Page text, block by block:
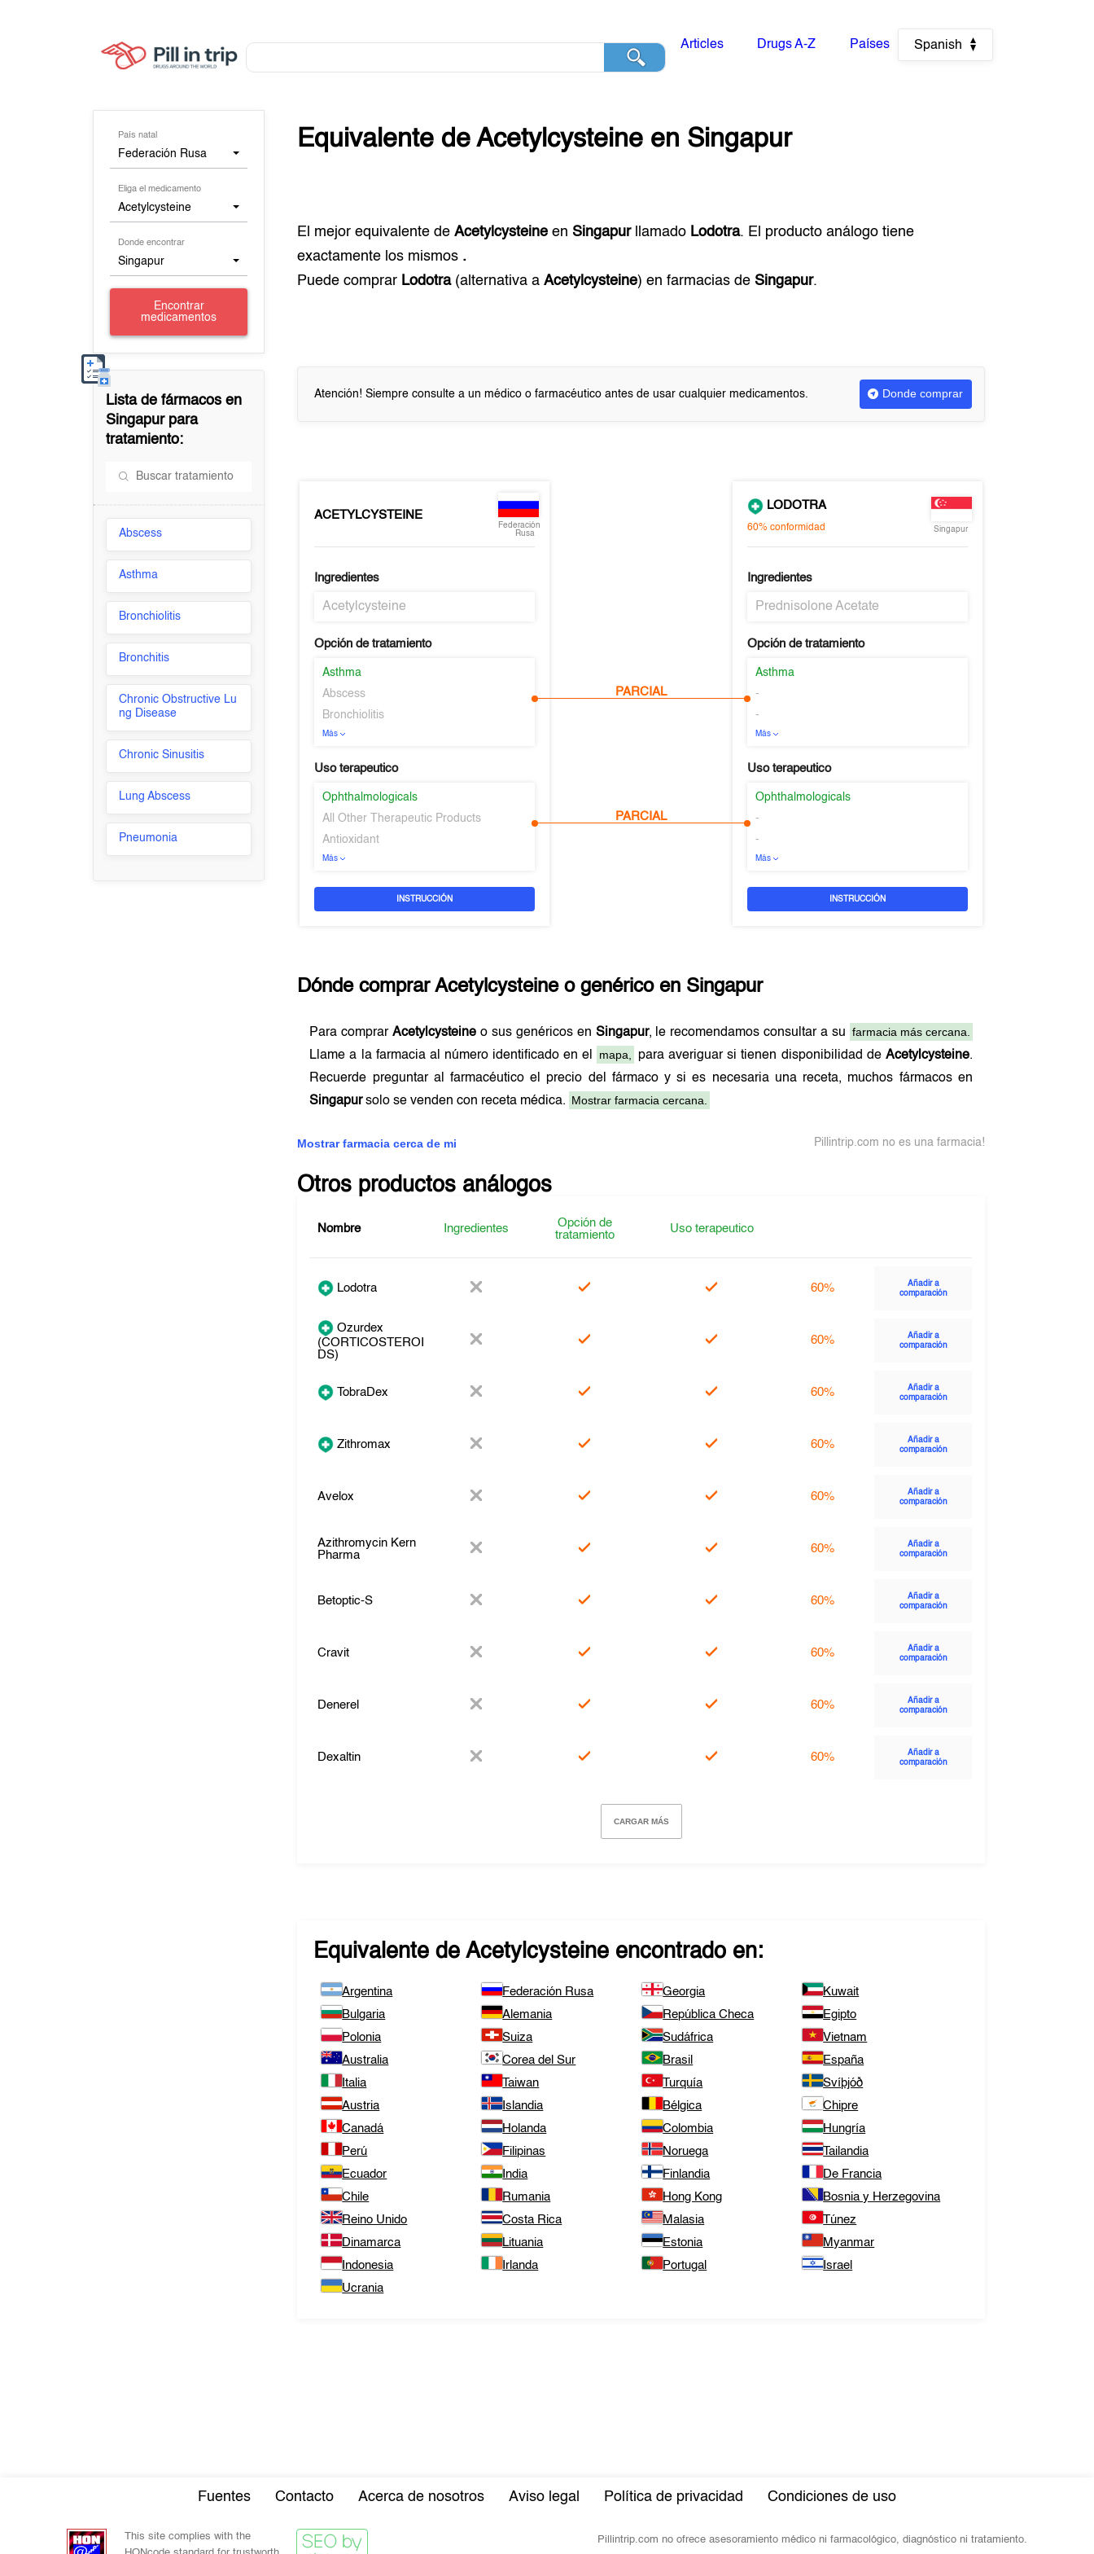
Articles Drugs A-Z Países Spanish
País natal
Federación Rusa
Eliga el medicamento
Acetylcysteine
Donde encontrar
Singapur
Encontrar
medicamentos
Lista de fármacos en
Singapurpara
tratamiento:
Abscess
Asthma
Bronchiolitis
Bronchitis
Chronic Obstructive Lu
ng Disease
Chronic Sinusitis
Lung Abscess
Pneumonia
Equivalente deAcetylcysteine en Singapur
El mejor equivalente deAcetylcysteine en Singapurllamado Lodotra. El producto análogo tiene
exactamente los mismos .
Puede comprar Lodotra(alternativa aAcetylcysteine) en farmacias de Singapur.
Atención! Siempre consulte a un médico o farmacéutico antes de usar cualquier medicamentos. Donde comprar
ACETYLCYSTEINE
Federación
Rusa
Ingredientes
Acetylcysteine
Opción de tratamiento
Asthma
Abscess
Bronchiolitis
Más
Uso terapeutico
Ophthalmologicals
All Other Therapeutic Products
Antioxidant
Más
INSTRUCCIÓN
PARCIAL
PARCIAL
LODOTRA
60% conformidad Singapur
Ingredientes
Prednisolone Acetate
Opción de tratamiento
Asthma
-
-
Más
Uso terapeutico
Ophthalmologicals
-
-
Más
INSTRUCCIÓN
Dónde comprarAcetylcysteineo genérico en Singapur
Para comprarAcetylcysteine o sus genéricos en Singapur, le recomendamos consultar a su farmacia más cercana.
Llame a la farmacia al número identificado en el
mapa, para averiguar si tienen disponibilidad de Acetylcysteine.
Recuerde preguntar al farmacéutico el precio del fármaco y si es necesaria una receta, muchos fármacos en
Singapursolo se venden con receta médica. Mostrar farmacia cercana.
Mostrar farmacia cerca de mi Pillintrip.com no es una farmacia!
Otros productos análogos
Nombre Ingredientes
Opción de
tratamiento
Uso terapeutico
Lodotra 60%
Añadir a
comparación
Ozurdex
(CORTICOSTEROI
DS)
60%
Añadir a
comparación
TobraDex 60%
Añadir a
comparación
Zithromax 60%
Añadir a
comparación
Avelox 60%
Añadir a
comparación
Azithromycin Kern
Pharma
60%
Añadir a
comparación
Betoptic-S 60%
Añadir a
comparación
Cravit 60%
Añadir a
comparación
Denerel 60%
Añadir a
comparación
Dexaltin 60%
Añadir a
comparación
CARGAR MÁS
Equivalente deAcetylcysteine encontrado en:
Argentina Federación Rusa Georgia
Kuwait
Bulgaria
Alemania República Checa
Egipto
Polonia
Suiza Sudáfrica
Vietnam
Australia
Corea del Sur Brasil
España
Italia
Taiwan Turquía
Svíþjóð
Austria
Islandia Bélgica
Chipre
Canadá
Holanda Colombia
Hungría
Perú
Filipinas Noruega
Tailandia
Ecuador
India Finlandia
De Francia
Chile
Rumania Hong Kong
Bosnia y Herzegovina
Reino Unido
Costa Rica Malasia
Túnez
Dinamarca
Lituania Estonia
Myanmar
Indonesia
Irlanda Portugal
Israel
Ucrania
Fuentes Contacto Acerca de nosotros Aviso legal Política de privacidad Condiciones de uso
This site complies with the
Pillintrip.com no ofrece asesoramiento médico ni farmacológico, diagnóstico ni tratamiento.